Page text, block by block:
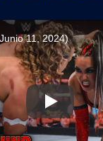
11, 2024)